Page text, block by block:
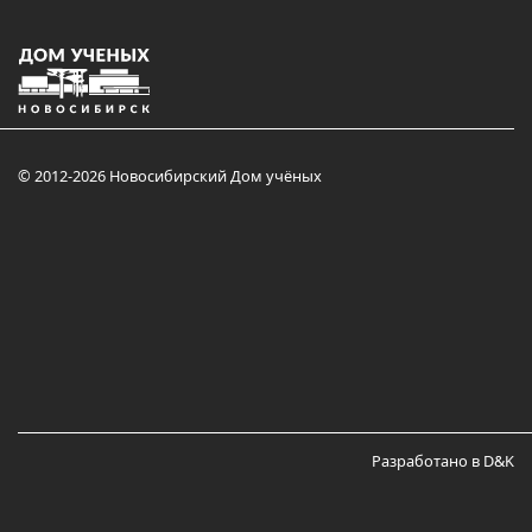
© 2012-2026 Новосибирский Дом учёных
Разработано в D&K